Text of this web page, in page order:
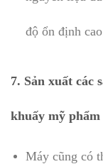
độ ổn định
7. Sản xuất các
khuấy mỹ
Máy cũng có